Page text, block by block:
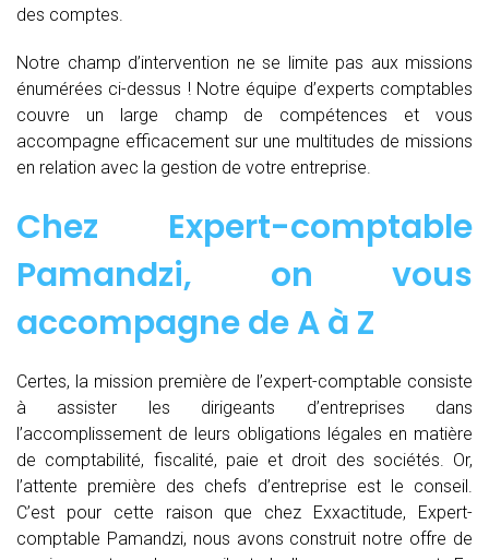
des comptes.
Notre champ d’intervention ne se limite pas aux missions
énumérées ci-dessus ! Notre équipe d’experts comptables
couvre un large champ de compétences et vous
accompagne efficacement sur une multitudes de missions
en relation avec la gestion de votre entreprise.
Chez Expert-comptable
Pamandzi, on vous
accompagne deA à Z
Certes, la mission première de l’expert-comptable consiste
à assister les dirigeants d’entreprises dans
l’accomplissement de leurs obligations légales en matière
de comptabilité, fiscalité, paie et droit des sociétés. Or,
l’attente première des chefs d’entreprise est le conseil.
C’est pour cette raison que chez Exxactitude, Expert-
comptable Pamandzi, nous avons construit notre offre de